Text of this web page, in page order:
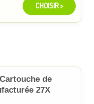
CHOISIR >
de
27X